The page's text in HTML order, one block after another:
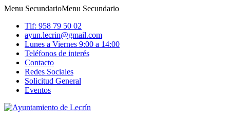
Menu SecundarioMenu Secundario
Tlf: 958 79 50 02
ayun.lecrin@gmail.com
Lunes a Viernes 9:00 a 14:00
Teléfonos de interés
Contacto
Redes Sociales
Solicitud General
Eventos